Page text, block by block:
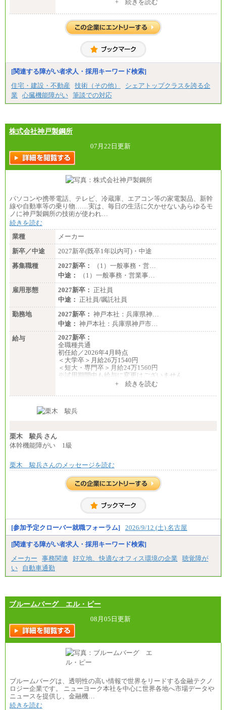
【正社員】
[全国社員]月給348,000円～
[地域社員]月給295,000円～
【契約社員】月給200,000円～
+ 続きを読む
[関連する障がい者求人・採用キーワード検索]
住宅・建設・不動産
技術（その他）
シェアトップクラスを誇る企
業
心臓機能障がい 筆談での対応
株式会社神戸製鋼所
07月22日更新
パソコンや携帯電話、テレビ、冷蔵庫、エアコン等の家電製品、新幹
線や自動車等の乗り物……実は、毎日の生活に欠かせないあらゆるモ
ノに神戸製鋼所の技術が使われ…
続きを読む
業種
メーカー
新卒／中途
2027新卒(既卒1年以内可)・中途
募集職種
2027新卒：
（1）一般事務・営…
中途：
（1）一般事務・営業事…
雇用形態
2027新卒： 正社員
中途： 正社員/嘱託社員
勤務地
2027新卒： 神戸本社：兵庫県神…
中途： 神戸本社：兵庫県神戸市…
給与
2027新卒：
全職種共通
初任給／2026年4月時点
＜大学卒＞月給26万1540円
＜短大・専門卒＞月給24万1560円
※試用期間中も給与に変更はございません
月給24万円～
※試用期間中も給与に変更はございません
+ 続きを読む
栗木 駿兵 さん
体幹機能障がい 1級
栗木 駿兵さんのメッセージを読む
[参加予定クローバー就職フォーラム] 2026/9/12 (土) 名古屋
[関連する障がい者求人・採用キーワード検索]
メーカー
事務関連 好立地、快適なオフィス環境の企業
聴覚障が
い
自動車通勤
ブルームバーグ エル・ピー
08月05日更新
ブルームバーグは、透明性の高い情報で世界をリードする金融テクノ
ロジー企業です。 ニューヨーク本社を中心に世界各地へ市場データや
ニュースを提供し、金融機…
続きを読む